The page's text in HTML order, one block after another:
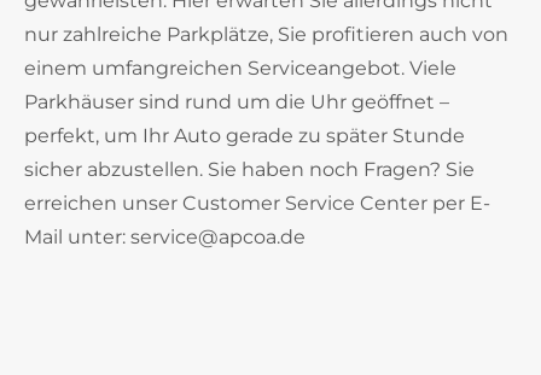
nur zahlreiche Parkplätze, Sie profitieren auch von
einem umfangreichen Serviceangebot. Viele
Parkhäuser sind rund um die Uhr geöffnet –
perfekt, um Ihr Auto gerade zu später Stunde
sicher abzustellen. Sie haben noch Fragen? Sie
erreichen unser Customer Service Center per E-
Mail unter: service@apcoa.de